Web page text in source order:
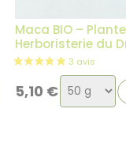
Maca BIO –
Herboristerie du
5,10 € Choix
de